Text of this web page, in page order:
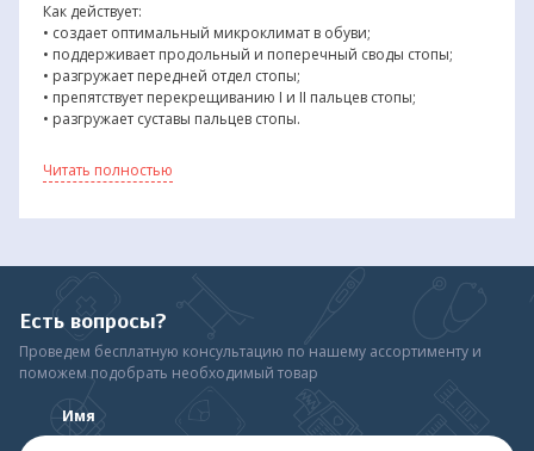
Как действует:
• создает оптимальный микроклимат в обуви;
• поддерживает продольный и поперечный своды стопы;
• разгружает передней отдел стопы;
• препятствует перекрещиванию I и II пальцев стопы;
• разгружает суставы пальцев стопы.
Особенности:
• узкий каркас подходит для модельной обуви;
Материал:
• гребень — CARBOSAN;
• материал валика — CARBOSAN;
• средний слой — ORTHOREL;
• внутренний каркас — ORTHOREL;
Читать полностью
Есть вопросы?
Проведем бесплатную консультацию по нашему ассортименту и
поможем подобрать необходимый товар
Имя